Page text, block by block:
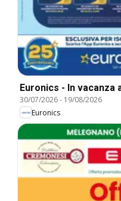
Euronics - In vacanza
30/07/2026- 19/08/2026
Euronics